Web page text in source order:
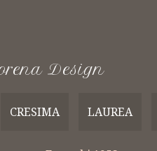
Design
CRESIMA LAUREA